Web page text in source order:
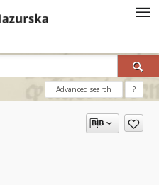
Advanced search ?